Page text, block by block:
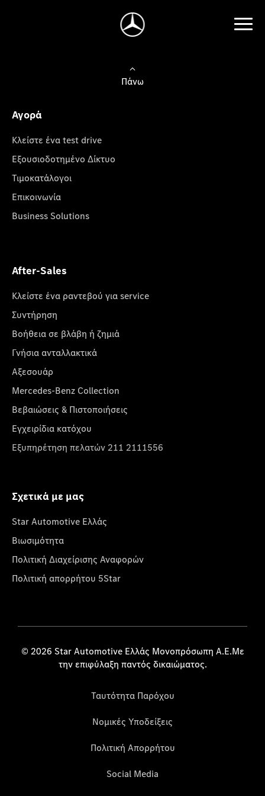
Πάνω
Αγορά
Κλείστε ένα test drive
Εξουσιοδοτημένο Δίκτυο
Τιμοκατάλογοι
Επικοινωνία
Business Solutions
After-Sales
Κλείστε ένα ραντεβού για service
Συντήρηση
Βοήθεια σε βλάβη ή ζημιά
Γνήσια ανταλλακτικά
Αξεσουάρ
Mercedes-Benz Collection
Βεβαιώσεις & Πιστοποιήσεις
Εγχειρίδια κατόχου
Εξυπηρέτηση πελατών 211 2111556
Σχετικά με μας
Star Automotive Ελλάς
Βιωσιμότητα
Πολιτική Διαχείρισης Αναφορών
Πολιτική απορρήτου 5Star
© 2026 Star Automotive Ελλάς Μονοπρόσωπη Α.Ε.Με
την επιφύλαξη παντός δικαιώματος.
Ταυτότητα Παρόχου
Νομικές Υποδείξεις
Πολιτική Απορρήτου
Social Media